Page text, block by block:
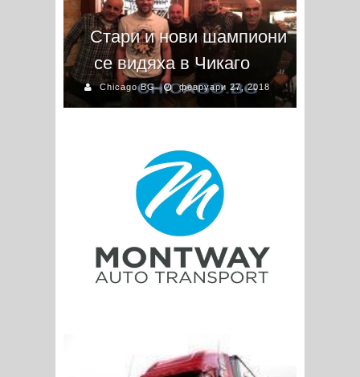
Стари и нови шампиони
се видяха в Чикаго
Chicago BG февруари 27, 2018